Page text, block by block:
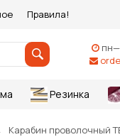
Правила!
Резинка
Карабин проволочный